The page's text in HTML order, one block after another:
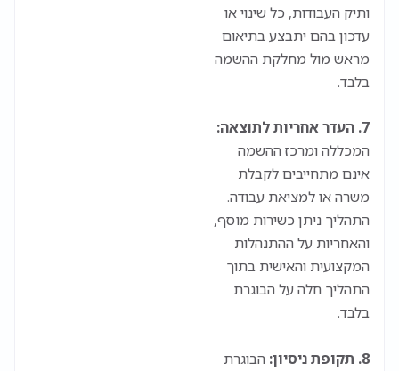
ותיק העבודות, כל שינוי או
עדכון בהם יתבצע בתיאום
מראש מול מחלקת ההשמה
בלבד.
7. העדר אחריות לתוצאה:
המכללה ומרכז ההשמה
אינם מתחייבים לקבלת
משרה או למציאת עבודה.
התהליך ניתן כשירות מוסף,
והאחריות על ההתנהלות
המקצועית והאישית בתוך
התהליך חלה על הבוגרת
בלבד.
8. תקופת ניסיון: הבוגרת